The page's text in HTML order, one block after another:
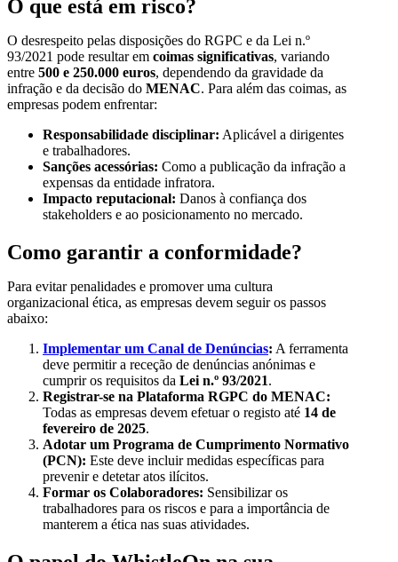
O que está em risco?
O desrespeito pelas disposições do RGPC e da Lei n.º
93/2021 pode resultar em coimas significativas, variando
entre 500 e 250.000 euros, dependendo da gravidade da
infração e da decisão do MENAC. Para além das coimas, as
empresas podem enfrentar:
Responsabilidade disciplinar: Aplicável a dirigentes
e trabalhadores.
Sanções acessórias: Como a publicação da infração a
expensas da entidade infratora.
Impacto reputacional: Danos à confiança dos
stakeholders e ao posicionamento no mercado.
Como garantir a conformidade?
Para evitar penalidades e promover uma cultura
organizacional ética, as empresas devem seguir os passos
abaixo:
Implementar um Canal de Denúncias: A ferramenta
deve permitir a receção de denúncias anónimas e
cumprir os requisitos da Lei n.º 93/2021.
Registrar-se na Plataforma RGPC do MENAC:
Todas as empresas devem efetuar o registo até 14 de
fevereiro de 2025.
Adotar um Programa de Cumprimento Normativo
(PCN): Este deve incluir medidas específicas para
prevenir e detetar atos ilícitos.
Formar os Colaboradores: Sensibilizar os
trabalhadores para os riscos e para a importância de
manterem a ética nas suas atividades.